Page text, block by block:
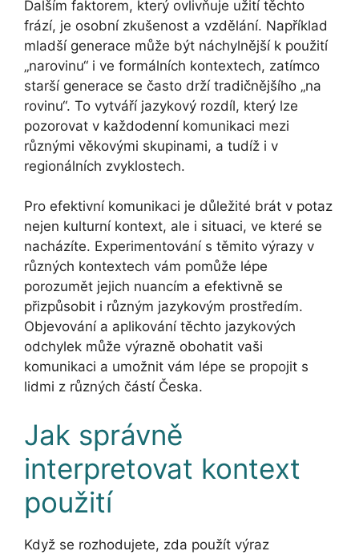
Dalším faktorem, který ovlivňuje užití těchto
frází, je osobní zkušenost a vzdělání. Například
mladší generace může být náchylnější k použití
„narovinu“ i ve formálních kontextech, zatímco
starší generace se často drží tradičnějšího „na
rovinu“. To vytváří jazykový rozdíl, který lze
pozorovat v každodenní komunikaci mezi
různými věkovými skupinami, a tudíž i v
regionálních zvyklostech.
Pro efektivní komunikaci je důležité brát v potaz
nejen kulturní kontext, ale i situaci, ve které se
nacházíte. Experimentování s těmito výrazy v
různých kontextech vám pomůže lépe
porozumět jejich nuancím a efektivně se
přizpůsobit i různým jazykovým prostředím.
Objevování a aplikování těchto jazykových
odchylek může výrazně obohatit vaši
komunikaci a umožnit vám lépe se propojit s
lidmi z různých částí Česka.
Jak správně
interpretovat kontext
použití
Když se rozhodujete, zda použít výraz